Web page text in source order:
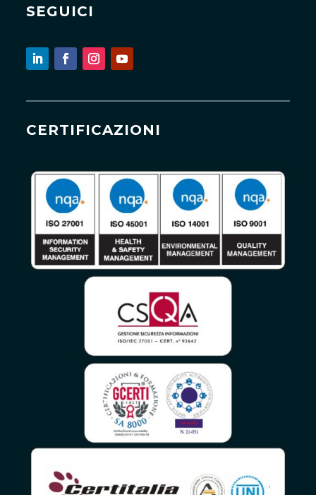
SEGUICI
CERTIFICAZIONI